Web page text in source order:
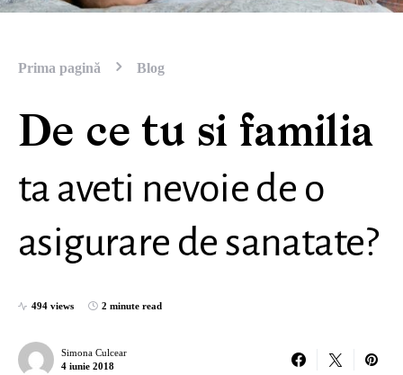
Prima pagină Blog
De ce tu si familia
ta aveti nevoie de o
asigurare de sanatate?
494 views 2 minute read
Simona Culcear
4 iunie 2018